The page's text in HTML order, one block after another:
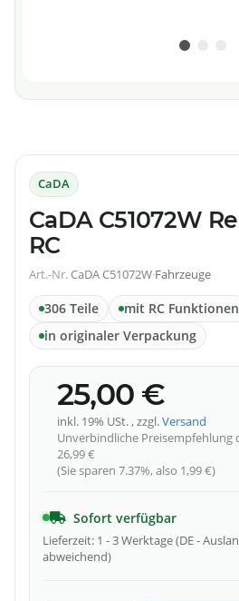
CaDA
CaDA C51072W
RC
Art.-Nr.CaDA C51072W·Fahrzeuge
306 Teile
mit RC Funktionen
in originaler Verpackung
25,00 €
inkl. 19% USt. , zzgl.Versand
Unverbindliche Preisempfehlung
26,99 €
(Sie sparen 7.37%, also 1,99 €)
Sofort verfügbar
Lieferzeit: 1 - 3 Werktage(DE -
abweichend)